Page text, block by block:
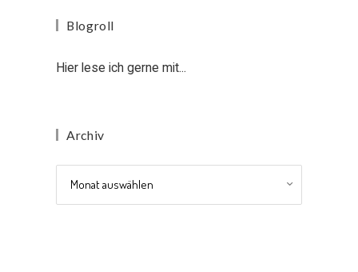
Blogroll
Hier lese ich gerne mit...
Archiv